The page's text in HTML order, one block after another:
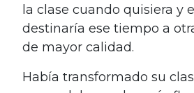
la clase cuando quisiera y
destinaría ese tiempo a
de mayor calidad.
Había transformado su